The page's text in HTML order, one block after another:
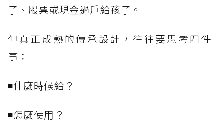
子、股票或現金過戶給孩子。
但真正成熟的傳承設計，往往要思考四件
事：
◾什麼時候給？
◾怎麼使用？